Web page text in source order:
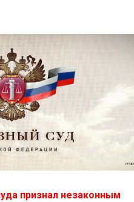
признал незаконным